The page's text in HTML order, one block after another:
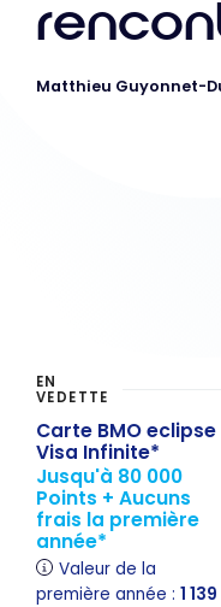
Matthieu Guyonnet-
EN
VEDETTE
Carte BMO eclipse
Visa Infinite*
Jusqu'à 80 000
Points + Aucuns
frais la première
année*
Valeur de la
première année : 1